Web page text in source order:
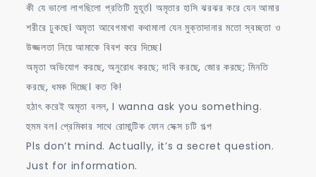
কী যে ভালো লাগছিলো প্রতিটি মুহূর্ত। অমৃতার হাসি ঝরঝর করে যেন আমার
শরীরে ঢুকছে। অমৃতা আবেগমাখা কথামালা যেন মুক্তাদানার মতো স্বচ্ছতা ও
উজ্জলতা নিয়ে আমাকে বিবশ করে দিচ্ছে।
অমৃতা অভিযোগ করছে, অনুরোধ করছে; দাবি করছে, জোর করছে; মিনতি
করছে, ধমক দিচ্ছে। কত কি!
হঠাৎ করেই অমৃতা বলল, I wanna ask you something.
হুমম বল। প্রেমিকার সাথে রোমান্টিক ফোন সেক্স চটি গল্প
Pls don’t mind. Actually, it’s a secret question.
Just for information.